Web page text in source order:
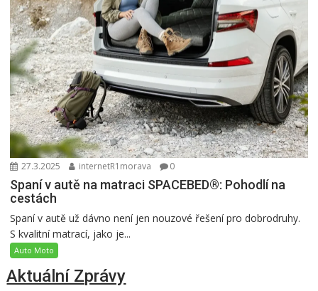
27.3.2025 internetR1morava 0
Spaní v autě na matraci SPACEBED®: Pohodlí na
cestách
Spaní v autě už dávno není jen nouzové řešení pro dobrodruhy.
S kvalitní matrací, jako je...
Auto Moto
Aktuální Zprávy